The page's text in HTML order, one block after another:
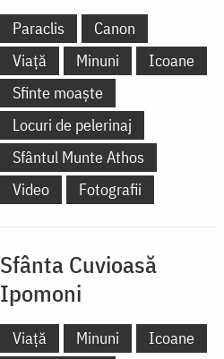
Paraclis
Canon
Viață
Minuni
Icoane
Sfinte moaște
Locuri de pelerinaj
Sfântul Munte Athos
Video
Fotografii
Sfânta Cuvioasă
Ipomoni
Viață Minuni
Icoane